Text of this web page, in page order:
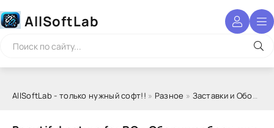
AllSoftLab
AllSoftLab - только нужный софт!! » Разное » Заставки и Обои